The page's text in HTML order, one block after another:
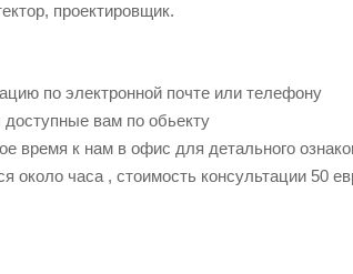
проектировщик.
по электронной почте или телефону
вам по обьекту
время к нам в офис для детального
около часа , стоимость консультации 50